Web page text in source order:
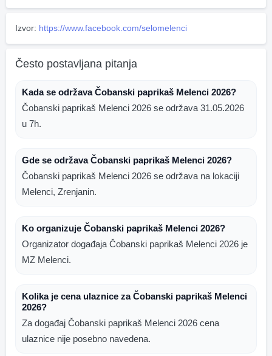
Izvor: https://www.facebook.com/selomelenci
Često postavljana pitanja
Kada se održava Čobanski paprikaš Melenci 2026?
Čobanski paprikaš Melenci 2026 se održava 31.05.2026
u 7h.
Gde se održava Čobanski paprikaš Melenci 2026?
Čobanski paprikaš Melenci 2026 se održava na lokaciji
Melenci, Zrenjanin.
Ko organizuje Čobanski paprikaš Melenci 2026?
Organizator događaja Čobanski paprikaš Melenci 2026 je
MZ Melenci.
Kolika je cena ulaznice za Čobanski paprikaš Melenci
2026?
Za događaj Čobanski paprikaš Melenci 2026 cena
ulaznice nije posebno navedena.